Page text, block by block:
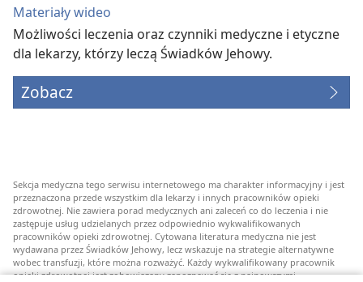
Materiały wideo
Możliwości leczenia oraz czynniki medyczne i etyczne
dla lekarzy, którzy leczą Świadków Jehowy.
Zobacz
Sekcja medyczna tego serwisu internetowego ma charakter informacyjny i jest
przeznaczona przede wszystkim dla lekarzy i innych pracowników opieki
zdrowotnej. Nie zawiera porad medycznych ani zaleceń co do leczenia i nie
zastępuje usług udzielanych przez odpowiednio wykwalifikowanych
pracowników opieki zdrowotnej. Cytowana literatura medyczna nie jest
wydawana przez Świadków Jehowy, lecz wskazuje na strategie alternatywne
wobec transfuzji, które można rozważyć. Każdy wykwalifikowany pracownik
opieki zdrowotnej jest zobowiązany zapoznawać się z najnowszymi